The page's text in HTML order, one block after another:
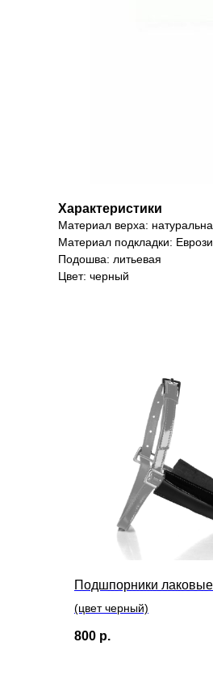
Характеристики
Материал верха:
Материал подкладки:
Подошва: литьевая
Цвет: черный
Подшпорники
(цвет черный)
800 р.